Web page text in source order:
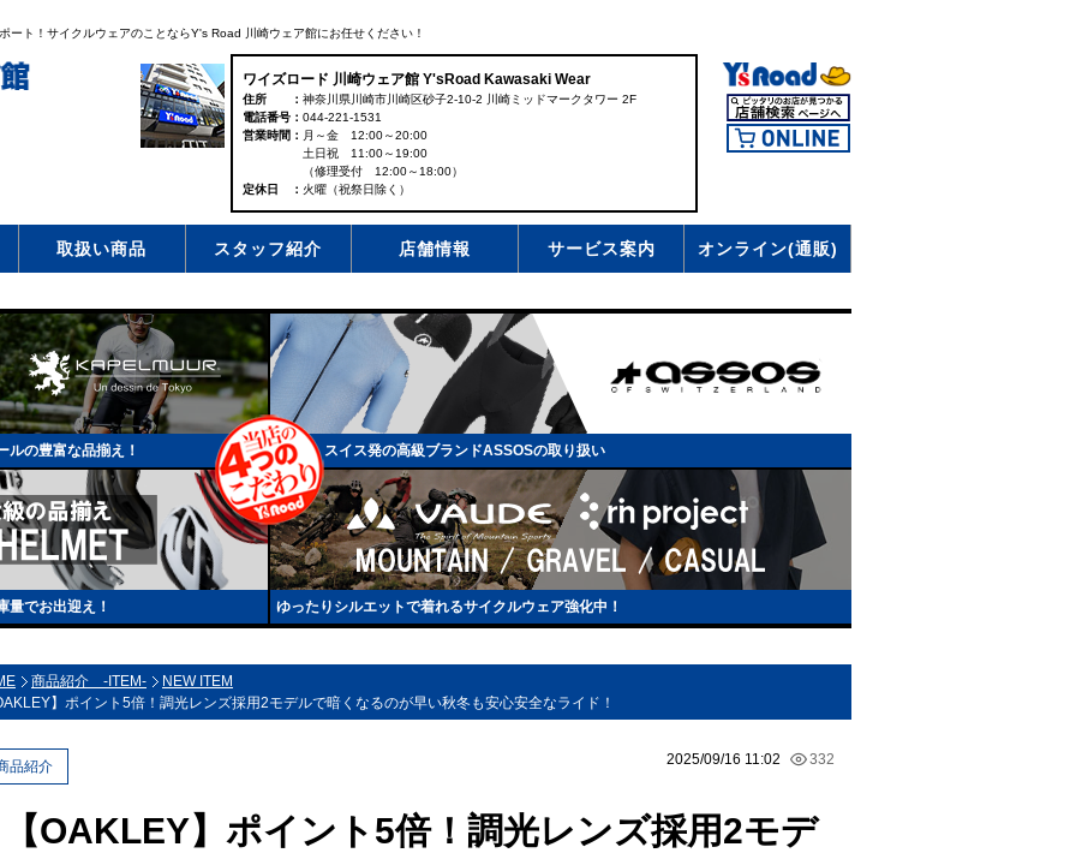
ート！サイクルウェアのことならY's Road 川崎ウェア館にお任せください！
ワイズロード 川崎ウェア館 Y'sRoad Kawasaki Wear
住所
神奈川県川崎市川崎区砂子2-10-2 川崎ミッドマークタワー 2F
電話番号
044-221-1531
営業時間
月～金 12:00～20:00
土日祝 11:00～19:00
（修理受付 12:00～18:00）
定休日
火曜（祝祭日除く）
取扱い商品 スタッフ紹介 店舗情報 サービス案内 オンライン(通販)
の豊富な品揃え！ スイス発の高級ブランドASSOSの取り扱い
量でお出迎え！ ゆったりシルエットで着れるサイクルウェア強化中！
商品紹介 -ITEM-
NEW ITEM
】ポイント5倍！調光レンズ採用2モデルで暗くなるのが早い秋冬も安心安全なライド！
2025/09/16 11:02 332
品紹介
【OAKLEY】ポイント5倍！調光レンズ採用2モデ